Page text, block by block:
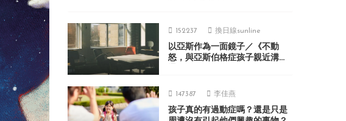
152237 換日線sunline
以亞斯作為一面鏡子／《不動
怒，與亞斯伯格症孩子親近溝
147387 李佳燕
孩子真的有過動症嗎？還是只是